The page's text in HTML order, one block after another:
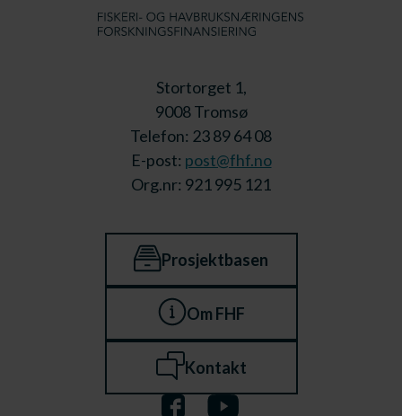
Stortorget 1,
9008 Tromsø
Telefon: 23 89 64 08
E-post: post@fhf.no
Org.nr: 921 995 121
Prosjektbasen
Om FHF
Kontakt